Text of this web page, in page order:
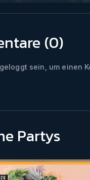
(0)
sein, um einen
Partys